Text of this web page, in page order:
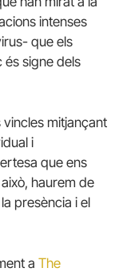
intenses
que els
és signe dels
mitjançant
i
que ens
haurem de
presència i el
a The